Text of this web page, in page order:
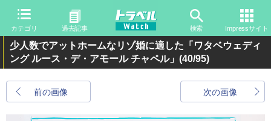
カテゴリ 過去記事 検索 Impressサイト
少人数でアットホームなリゾ婚に適した「ワタベウェディ
ング ルース・デ・アモール チャペル」 (40/95)
前の画像 次の画像